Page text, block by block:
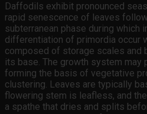
Daffodils exhibit pronounced
rapid senescence of leaves
subterranean phase during which
differentiation of primordia occur
composed of storage scales and
its base. The growth system may
forming the basis of vegetative
clustering. Leaves are typically
flowering stem is leafless, and
a spathe that dries and splits